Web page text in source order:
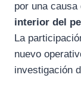
por una causa
interior del
La
nuevo
investigación